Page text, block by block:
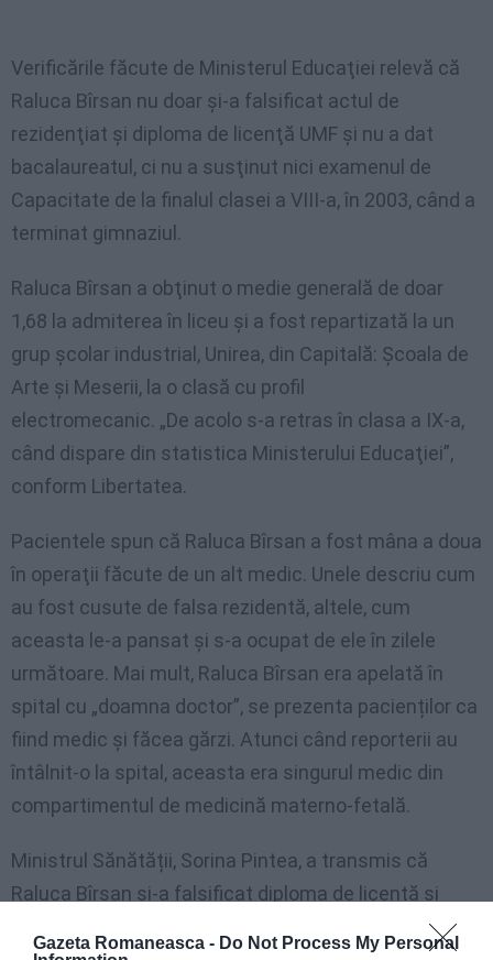
Gazeta Romaneasca - Do Not Process My Personal
Verificările făcute de Ministerul Educaţiei relevă că
Raluca Bîrsan nu doar şi-a falsificat actul de
rezidenţiat şi diploma de licenţă UMF şi nu a dat
bacalaureatul, ci nu a susţinut nici examenul de
Capacitate de la finalul clasei a VIII-a, în 2003, când a
terminat gimnaziul.
Raluca Bîrsan a obţinut o medie generală de doar
1,68 la admiterea în liceu şi a fost repartizată la un
grup şcolar industrial, Unirea, din Capitală: Şcoala de
Arte şi Meserii, la o clasă cu profil
electromecanic. „De acolo s-a retras în clasa a IX-a,
când dispare din statistica Ministerului Educaţiei”,
conform Libertatea.
Pacientele spun că Raluca Bîrsan a fost mâna a doua
în operaţii făcute de un alt medic. Unele descriu cum
au fost cusute de falsa rezidentă, altele, cum
aceasta le-a pansat şi s-a ocupat de ele în zilele
următoare. Mai mult, Raluca Bîrsan era apelată în
spital cu „doamna doctor”, se prezenta pacienților ca
fiind medic și făcea gărzi. Atunci când reporterii au
întâlnit-o la spital, aceasta era singurul medic din
compartimentul de medicină materno-fetală.
Ministrul Sănătății, Sorina Pintea, a transmis că
Raluca Bîrsan și-a falsificat diploma de licență și